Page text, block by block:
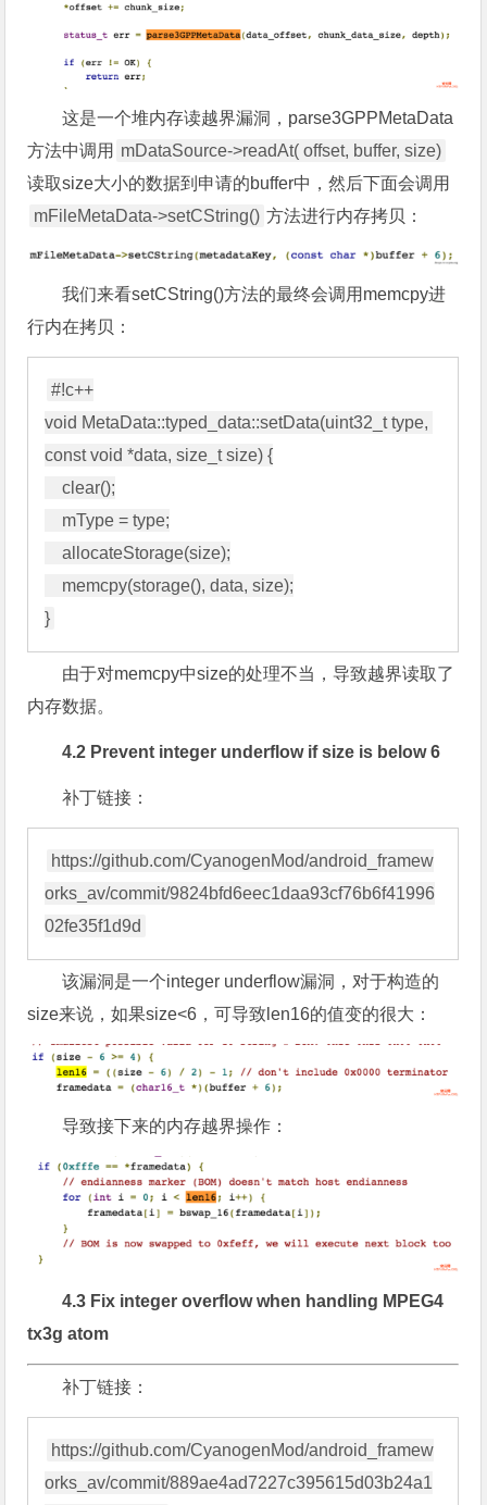
这是一个堆内存读越界漏洞，parse3GPPMetaData
方法中调用 mDataSource->readAt( offset, buffer, size)
读取size大小的数据到申请的buffer中，然后下面会调用
mFileMetaData->setCString() 方法进行内存拷贝：
我们来看setCString()方法的最终会调用memcpy进
行内在拷贝：
#!c++
void MetaData::typed_data::setData(uint32_t type,
const void *data, size_t size) {
    clear();
    allocateStorage(size);
由于对memcpy中size的处理不当，导致越界读取了
内存数据。
4.2 Prevent integer underflow if size is below 6
补丁链接：
https://github.com/CyanogenMod/android_framew
orks_av/commit/9824bfd6eec1daa93cf76b6f41996
该漏洞是一个integer underflow漏洞，对于构造的
size来说，如果size<6，可导致len16的值变的很大：
导致接下来的内存越界操作：
4.3 Fix integer overflow when handling MPEG4
tx3g atom
补丁链接：
https://github.com/CyanogenMod/android_framew
orks_av/commit/889ae4ad7227c395615d03b24a1